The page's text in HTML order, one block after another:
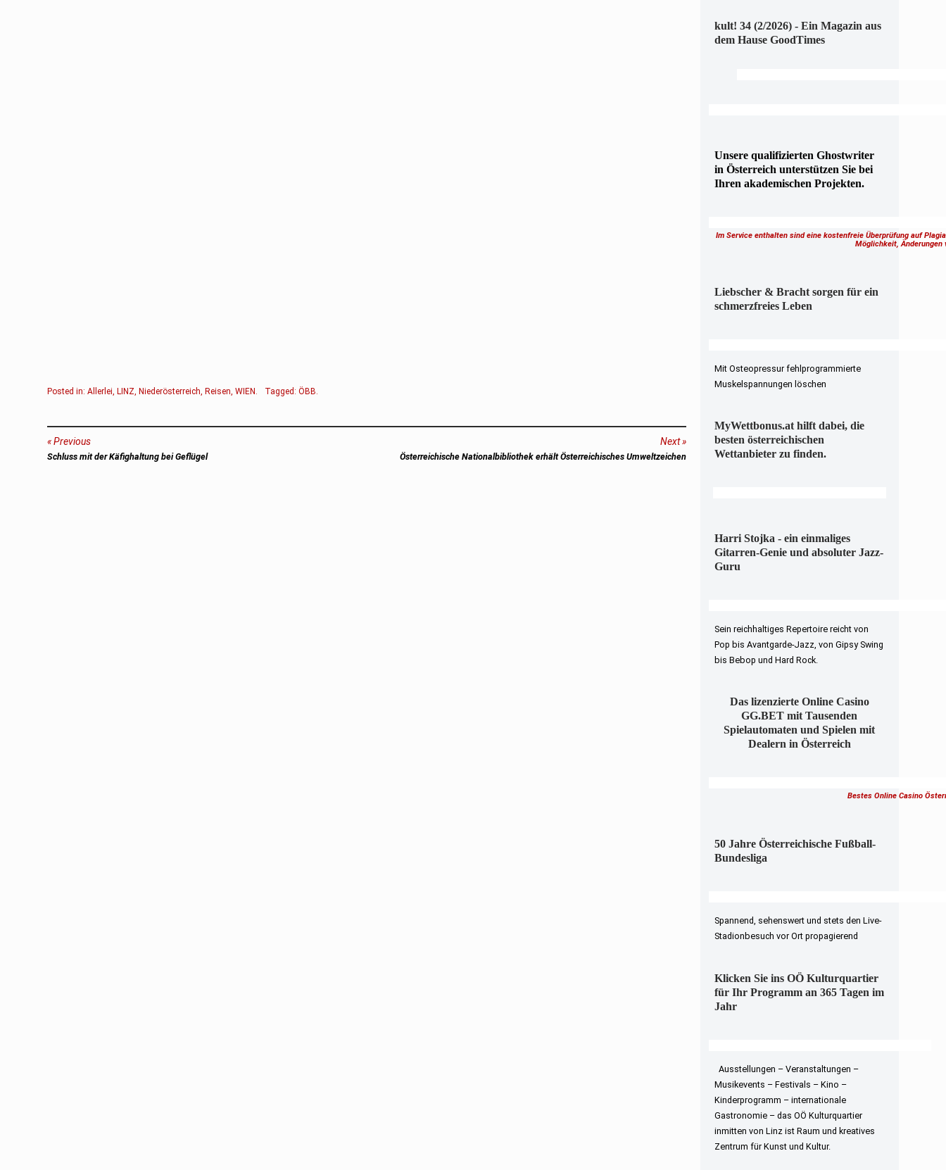
Posted in:Allerlei ,LINZ ,Niederösterreich ,Reisen ,WIEN Tagged:ÖBB
Beitragsnavigation
Previous
Previous
Schluss mit der Käfighaltung bei Geflügel
Next
Next
Österreichische Nationalbibliothek erhält Österreichisches Umweltzeichen
kult! 34 (2/2026) - Ein Magazin aus
dem Hause GoodTimes
Unsere qualifizierten Ghostwriter
in Österreich unterstützen Sie bei
Ihren akademischen Projekten.
Im Service enthalten sind eine kostenfreie Überprüfung auf
Möglichkeit,
Liebscher & Bracht sorgen für ein
schmerzfreies Leben
Mit Osteopressur fehlprogrammierte
Muskelspannungen löschen
MyWettbonus.at hilft dabei, die
besten österreichischen
Wettanbieter zu finden.
Harri Stojka - ein einmaliges
Gitarren-Genie und absoluter Jazz-
Guru
Sein reichhaltiges Repertoire reicht von
Pop bis Avantgarde-Jazz, von Gipsy Swing
bis Bebop und Hard Rock.
Das lizenzierte Online Casino
GG.BET mit Tausenden
Spielautomaten und Spielen mit
Dealern in Österreich
Bestes Online Casino
50 Jahre Österreichische Fußball-
Bundesliga
Spannend, sehenswert und stets den Live-
Stadionbesuch vor Ort propagierend
Klicken Sie ins OÖ Kulturquartier
für Ihr Programm an 365 Tagen im
Jahr
Ausstellungen – Veranstaltungen –
Musikevents – Festivals – Kino –
Kinderprogramm – internationale
Gastronomie – das OÖ Kulturquartier
inmitten von Linz ist Raum und kreatives
Zentrum für Kunst und Kultur.